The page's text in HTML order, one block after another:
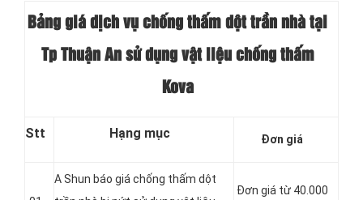
Bảng giá dịch vụ chống thấm dột trần nhà tại
Tp Thuận An sử dụng vật liệu chống thấm
Kova
Stt Hạng mục Đơn giá
A Shun báo giá chống thấm dột
Đơn giá từ 40.000